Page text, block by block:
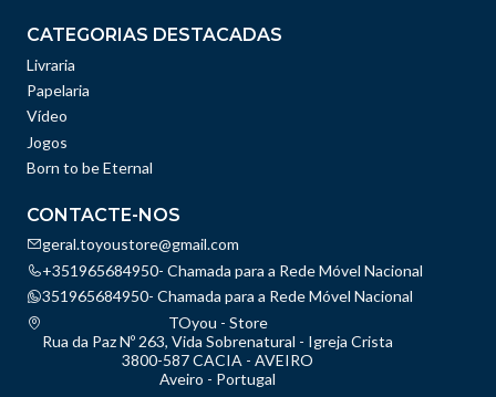
CATEGORIAS DESTACADAS
Livraria
Papelaria
Vídeo
Jogos
Born to be Eternal
CONTACTE-NOS
geral.toyoustore@gmail.com
+351965684950- Chamada para a Rede Móvel Nacional
351965684950- Chamada para a Rede Móvel Nacional
TOyou - Store
Rua da Paz Nº 263, Vida Sobrenatural - Igreja Crista
3800-587 CACIA - AVEIRO
Aveiro - Portugal